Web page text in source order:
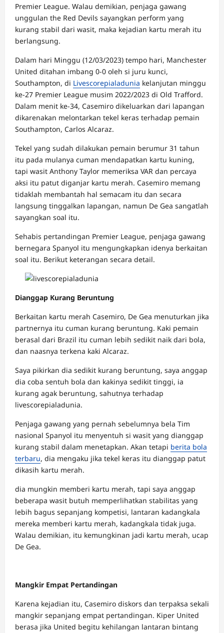
Premier League. Walau demikian, penjaga gawang
unggulan the Red Devils sayangkan perform yang
kurang stabil dari wasit, maka kejadian kartu merah itu
berlangsung.
Dalam hari Minggu (12/03/2023) tempo hari, Manchester
United ditahan imbang 0-0 oleh si juru kunci,
Southampton, di Livescorepialadunia kelanjutan minggu
ke-27 Premier League musim 2022/2023 di Old Trafford.
Dalam menit ke-34, Casemiro dikeluarkan dari lapangan
dikarenakan melontarkan tekel keras terhadap pemain
Southampton, Carlos Alcaraz.
Tekel yang sudah dilakukan pemain berumur 31 tahun
itu pada mulanya cuman mendapatkan kartu kuning,
tapi wasit Anthony Taylor memeriksa VAR dan percaya
aksi itu patut diganjar kartu merah. Casemiro memang
tidaklah membantah hal semacam itu dan secara
langsung tinggalkan lapangan, namun De Gea sangatlah
sayangkan soal itu.
Sehabis pertandingan Premier League, penjaga gawang
bernegara Spanyol itu mengungkapkan idenya berkaitan
soal itu. Berikut keterangan secara detail.
Dianggap Kurang Beruntung
Berkaitan kartu merah Casemiro, De Gea menuturkan jika
partnernya itu cuman kurang beruntung. Kaki pemain
berasal dari Brazil itu cuman lebih sedikit naik dari bola,
dan naasnya terkena kaki Alcaraz.
Saya pikirkan dia sedikit kurang beruntung, saya anggap
dia coba sentuh bola dan kakinya sedikit tinggi, ia
kurang agak beruntung, sahutnya terhadap
livescorepialadunia.
Penjaga gawang yang pernah sebelumnya bela Tim
nasional Spanyol itu menyentuh si wasit yang dianggap
kurang stabil dalam menetapkan. Akan tetapi berita bola
terbaru, dia mengaku jika tekel keras itu dianggap patut
dikasih kartu merah.
dia mungkin memberi kartu merah, tapi saya anggap
beberapa wasit butuh memperlihatkan stabilitas yang
lebih bagus sepanjang kompetisi, lantaran kadangkala
mereka memberi kartu merah, kadangkala tidak juga.
Walau demikian, itu kemungkinan jadi kartu merah, ucap
De Gea.
Mangkir Empat Pertandingan
Karena kejadian itu, Casemiro diskors dan terpaksa sekali
mangkir sepanjang empat pertandingan. Kiper United
berasa jika United begitu kehilangan lantaran bintang